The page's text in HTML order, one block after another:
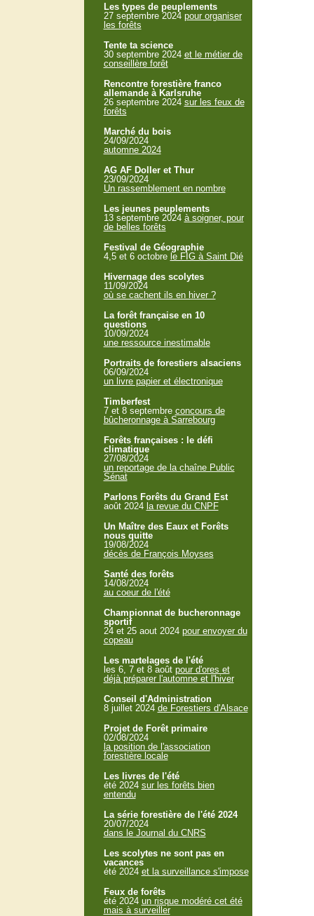
Les types de peuplements
27 septembre 2024 pour organiser
les forêts
Tente ta science
30 septembre 2024 et le métier de
conseillère forêt
Rencontre forestière franco
allemande à Karlsruhe
26 septembre 2024 sur les feux de
forêts
Marché du bois
24/09/2024
automne 2024
AG AF Doller et Thur
23/09/2024
Un rassemblement en nombre
Les jeunes peuplements
13 septembre 2024 à soigner, pour
de belles forêts
Festival de Géographie
4,5 et 6 octobre le FIG à Saint Dié
Hivernage des scolytes
11/09/2024
où se cachent ils en hiver ?
La forêt française en 10
questions
10/09/2024
une ressource inestimable
Portraits de forestiers alsaciens
06/09/2024
un livre papier et électronique
Timberfest
7 et 8 septembre concours de
bûcheronnage à Sarrebourg
Forêts françaises : le défi
climatique
27/08/2024
un reportage de la chaîne Public
Sénat
Parlons Forêts du Grand Est
août 2024 la revue du CNPF
Un Maître des Eaux et Forêts
nous quitte
19/08/2024
décès de François Moyses
Santé des forêts
14/08/2024
au coeur de l'été
Championnat de bucheronnage
sportif
24 et 25 aout 2024 pour envoyer du
copeau
Les martelages de l'été
les 6, 7 et 8 août pour d'ores et
déjà préparer l'automne et l'hiver
Conseil d'Administration
8 juillet 2024 de Forestiers d'Alsace
Projet de Forêt primaire
02/08/2024
la position de l'association
forestière locale
Les livres de l'été
été 2024 sur les forêts bien
entendu
La série forestière de l'été 2024
20/07/2024
dans le Journal du CNRS
Les scolytes ne sont pas en
vacances
été 2024 et la surveillance s'impose
Feux de forêts
été 2024 un risque modéré cet été
mais à surveiller